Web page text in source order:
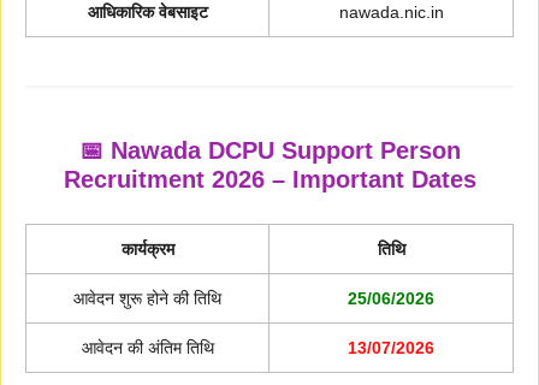
आधिकारिक वेबसाइट nawada.nic.in
📅 Nawada DCPU Support Person
Recruitment 2026 – Important Dates
कार्यक्रम तिथि
आवेदन शुरू होने की तिथि 25/06/2026
आवेदन की अंतिम तिथि 13/07/2026